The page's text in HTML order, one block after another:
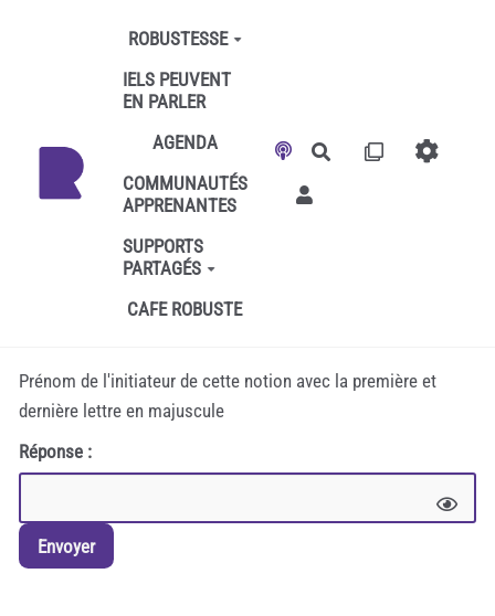
Aller au contenu principal
ROBUSTESSE
IELS PEUVENT
EN PARLER
AGENDA
COMMUNAUTÉS
APPRENANTES
SUPPORTS
PARTAGÉS
CAFE ROBUSTE
Rechercher
Prénom de l'initiateur de cette notion avec la première et
dernière lettre en majuscule
Réponse :
Envoyer